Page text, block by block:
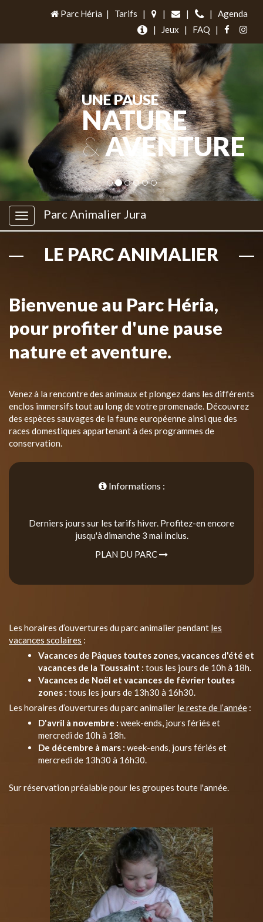
Parc Héria | Tarifs | | | |
Agenda
|
Jeux | FAQ |
UNE PAUSE
NATURE
&AVENTURE
Parc Animalier Jura
LE PARC ANIMALIER
Bienvenue au Parc Héria,
pour profiter d'une pause
nature et aventure.
Venez à la rencontre des animaux et plongez dans les différents
enclos immersifs tout au long de votre promenade. Découvrez
des espèces sauvages de la faune européenne ainsi que des
races domestiques appartenant à des programmes de
conservation.
Informations :
Derniers jours sur les tarifs hiver. Profitez-en encore
jusqu'à dimanche 3 mai inclus.
PLAN DU PARC
Les horaires d’ouvertures du parc animalier pendant les
vacances scolaires :
Vacances de Pâques toutes zones, vacances d'été et
vacances de la Toussaint : tous les jours de 10h à 18h.
Vacances de Noël et vacances de février toutes
zones : tous les jours de 13h30 à 16h30.
Les horaires d’ouvertures du parc animalier le reste de l’année :
D'avril à novembre : week-ends, jours fériés et
mercredi de 10h à 18h.
De décembre à mars : week-ends, jours fériés et
mercredi de 13h30 à 16h30.
Sur réservation préalable pour les groupes toute l'année.